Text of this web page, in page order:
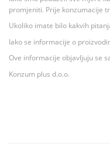
promjeniti. Prije konzumacije
Ukoliko imate bilo kakvih
Iako se informacije o
Ove informacije objavljuju se
Konzum plus d.o.o.